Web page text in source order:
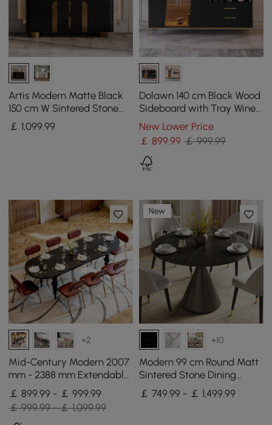
Artis Modern Matte Black
150 cm W Sintered Stone
Sideboard 3 Drawers
Kitchen Buffet Table
￡ 1,099.99
Dolawn 140 cm Black Wood
Sideboard with Tray Wine
Rack
New Lower Price
￡ 899.99 ￡ 999.99
+2
Mid-Century Modern 2007
mm - 2388 mm Extendable
Black Oval Dining Table,
Seats 6–10
￡ 899.99 - ￡ 999.99
￡ 999.99 - ￡ 1,099.99
New
+10
Modern 99 cm Round Matt
Sintered Stone Dining
Table with Black Pedestal
Base, Seats 2
￡ 749.99 - ￡ 1,499.99